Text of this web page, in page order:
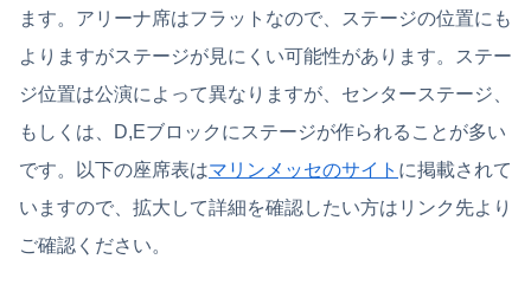
ます。アリーナ席はフラットなので、ステージの位置にも
よりますがステージが見にくい可能性があります。ステー
ジ位置は公演によって異なりますが、センターステージ、
もしくは、D,Eブロックにステージが作られることが多い
です。以下の座席表はマリンメッセのサイト に掲載されて
いますので、拡大して詳細を確認したい方はリンク先より
ご確認ください。